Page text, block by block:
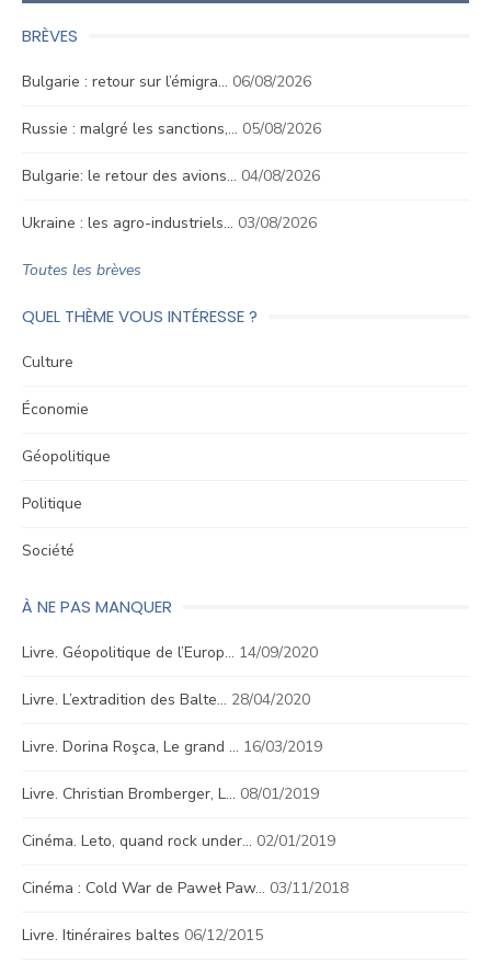
BRÈVES
Bulgarie : retour sur l’émigra… 06/08/2026
Russie : malgré les sanctions,… 05/08/2026
Bulgarie: le retour des avions… 04/08/2026
Ukraine : les agro-industriels… 03/08/2026
Toutes les brèves
QUEL THÈME VOUS INTÉRESSE ?
Culture
Économie
Géopolitique
Politique
Société
À NE PAS MANQUER
Livre. Géopolitique de l’Europ… 14/09/2020
Livre. L’extradition des Balte… 28/04/2020
Livre. Dorina Roşca, Le grand … 16/03/2019
Livre. Christian Bromberger, L… 08/01/2019
Cinéma. Leto, quand rock under… 02/01/2019
Cinéma : Cold War de Paweł Paw… 03/11/2018
Livre. Itinéraires baltes 06/12/2015